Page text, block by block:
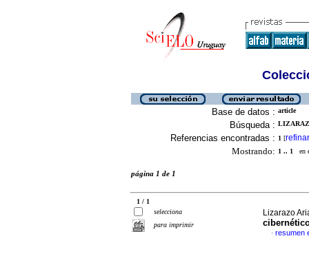
Base de datos : article
Búsqueda :
Referencias encontradas : 1 [refinar
Mostrando: 1 .. 1 en
página 1 de 1
1 / 1
selecciona
para imprimir
Lizarazo
· resumen